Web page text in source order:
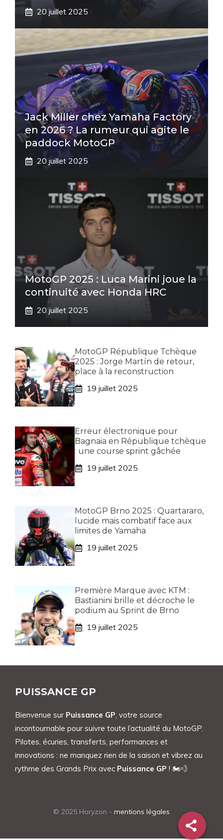
20 juillet 2025
Jack Miller chez Yamaha Factory
en 2026 ? La rumeur qui agite le
paddock MotoGP
20 juillet 2025
MotoGP 2025 : Luca Marini joue la
continuité avec Honda HRC
20 juillet 2025
MotoGP République Tchèque
2025 : Jorge Martín de retour,
place à la reconstruction
19 juillet 2025
Erreur électronique pour
Bagnaia en République tchèque
: une course sprint gâchée
19 juillet 2025
MotoGP Brno 2025 : Quartararo,
lucide mais combatif face aux
limites de Yamaha
19 juillet 2025
Première Marque avec KTM :
Bastianini brille et décroche le
podium au Sprint de Brno
19 juillet 2025
PUISSANCE GP
Bienvenue sur Puissance GP, votre source
incontournable pour suivre toute l’actualité du MotoGP.
Pilotes, écuries, transferts, performances et
innovations : ne manquez rien de la saison et vibrez au
rythme des Grands Prix avec Puissance GP ! 🏍️💨
© 2025 Horyzon - mentions légales